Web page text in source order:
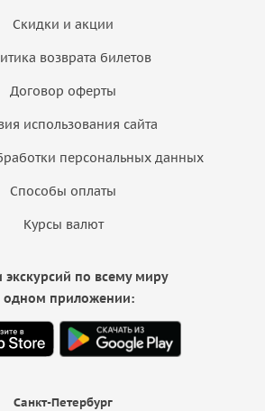
Скидки и акции
возврата билетов
Договор оферты
использования сайта
персональных данных
Способы оплаты
Курсы валют
Санкт-Петербург
экскурсий по всему миру
одном приложении: